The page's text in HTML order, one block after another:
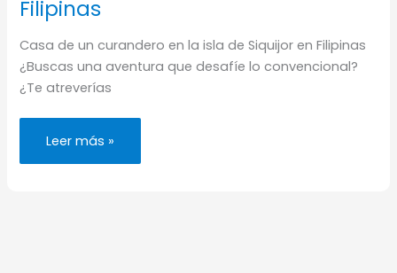
Filipinas
Casa de un curandero en la isla de Siquijor en Filipinas
¿Buscas una aventura que desafíe lo convencional?
¿Te atreverías
Una
con
Leer más »